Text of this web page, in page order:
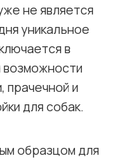
не является
уникальное
в
возможности
прачечной и
для собак.
образцом для